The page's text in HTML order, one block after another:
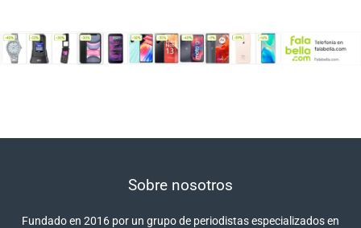
Sobre nosotros
Fundado en 2016 por un grupo de periodistas especializados en